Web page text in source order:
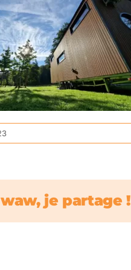
je partage !